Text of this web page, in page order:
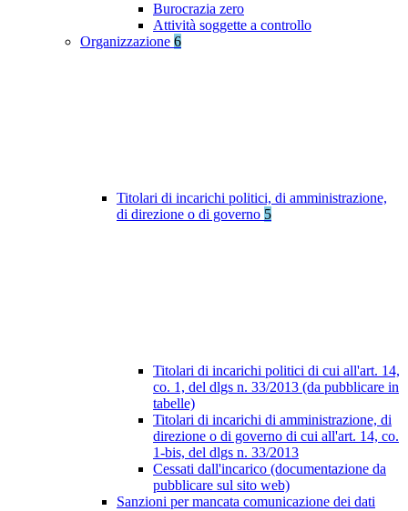
Burocrazia zero
Attività soggette a controllo
Organizzazione 6
Titolari di incarichi politici, di amministrazione,
di direzione o di governo 5
Titolari di incarichi politici di cui all'art. 14,
co. 1, del dlgs n. 33/2013 (da pubblicare in
tabelle)
Titolari di incarichi di amministrazione, di
direzione o di governo di cui all'art. 14, co.
1-bis, del dlgs n. 33/2013
Cessati dall'incarico (documentazione da
pubblicare sul sito web)
Sanzioni per mancata comunicazione dei dati